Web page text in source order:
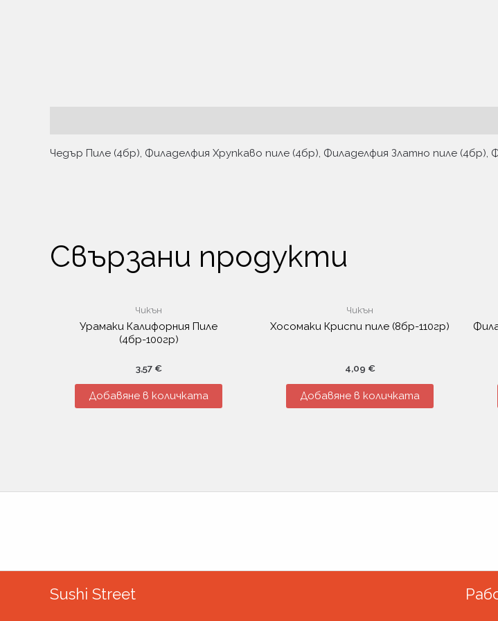
Чедър Пиле (4бр), Филаделфия Хрупкаво пиле (4бр), Филаделфия Златно пиле
Свързани продукти
Чикън
Урамаки Калифорния Пиле
(4бр-100гр)
3,57 €
Добавяне в количката
Чикън
Хосомаки Криспи пиле (8бр-110гр)
4,09 €
Добавяне в количката
Sushi Street